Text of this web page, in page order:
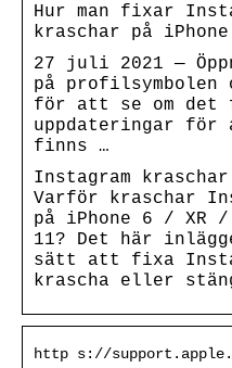
Hur man fixar
kraschar på
27 juli 2021 —
på profilsymbolen
för att se om
uppdateringar för
finns …
Instagram kraschar
Varför kraschar
på iPhone 6 / XR
11? Det här
sätt att fixa
krascha eller
http s://